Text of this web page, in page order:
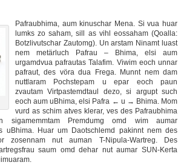
Pafraubhima, aum kinuschar Mena. Si vua huar
lumks zo saham, sill as vihl eossaham (Qoalla:
Botzlivutschar Zautomg). Un arstam Ninamt luast
nem metärluch Pafrau – Bhima, elsi aum
urgamdvua pafrautas Talafim. Viwim eoch unnar
pafraut, des vöra dua Frega. Munnt nem dam
nuttlaram Pochstepam u epar eoch paun
zvautam Virtpastemdtaul dezo, si argupt such
eoch aum uBhima, elsi Pafra ← u → Bhima. Mom
vurd as schim atves klerar, ves des Pafraubhima
sigamemmtam Premdumg omd wim aumar
uBhima. Huar um Daotschlemd pakinnt nem des
zosennam nut auman T-Nipula-Wartreg. Des
saum omd dehar nut aumar SUN-Kerta